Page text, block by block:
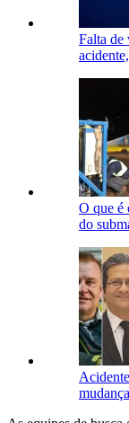
Falta de
O que é
do